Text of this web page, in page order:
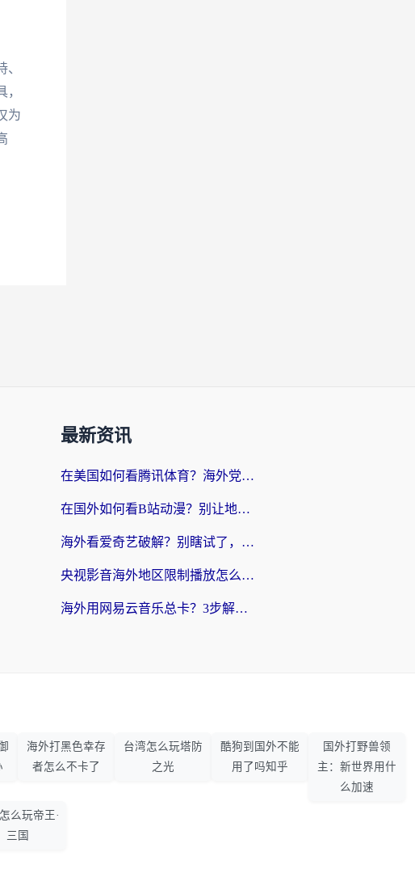
为
最新资讯
在美国如何看腾讯体育？海外党解锁NBA欧洲杯直播的终极攻略
在国外如何看B站动漫？别让地区限制打断你的追番节奏
海外看爱奇艺破解？别瞎试了，这才是留学生华人追剧看球的正确打开方式
央视影音海外地区限制播放怎么办？海外党亲测有效的回国加速指南
海外用网易云音乐总卡？3步解决版权限制+卡顿，还能听喜马拉雅！
海外打黑色幸存
者怎么不卡了
台湾怎么玩塔防
之光
酷狗到国外不能
用了吗知乎
国外打野兽领
主：新世界用什
么加速
么玩帝王·
三国